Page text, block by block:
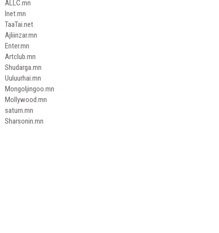
ALLC.mn
Inet.mn
TaaTai.net
Ajliinzar.mn
Enter.mn
Artclub.mn
Shudarga.mn
Uuluurhai.mn
Mongoljingoo.mn
Mollywood.mn
saturn.mn
Sharsonin.mn